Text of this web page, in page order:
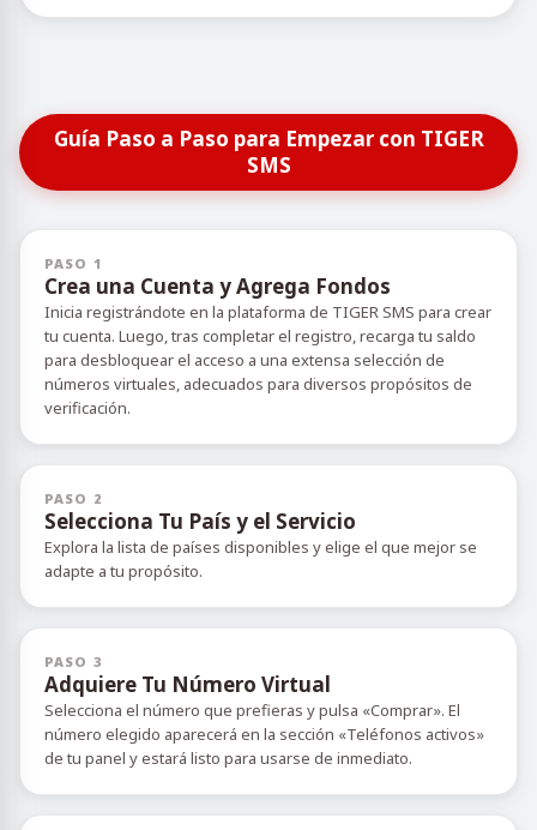
Guía Paso a Paso para Empezar con TIGER
SMS
PASO 1
Crea una Cuenta y Agrega Fondos
Inicia registrándote en la plataforma de TIGER SMS para crear
tu cuenta. Luego, tras completar el registro, recarga tu saldo
para desbloquear el acceso a una extensa selección de
números virtuales, adecuados para diversos propósitos de
verificación.
PASO 2
Selecciona Tu País y el Servicio
Explora la lista de países disponibles y elige el que mejor se
adapte a tu propósito.
PASO 3
Adquiere Tu Número Virtual
Selecciona el número que prefieras y pulsa «Comprar». El
número elegido aparecerá en la sección «Teléfonos activos»
de tu panel y estará listo para usarse de inmediato.